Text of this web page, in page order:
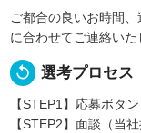
ご都合の良いお時間
に合わせてご連絡いた
replay 選考プロセス
【STEP1】応募ボタ
【STEP2】面談（当社